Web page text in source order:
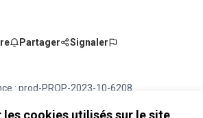
cookies utilisés sur le site
Partager Signaler
: prod-PROP-2023-10-6208
l'empreinte numérique